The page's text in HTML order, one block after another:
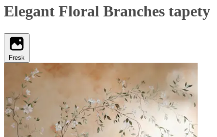
Elegant Floral Branches tapety
Fresk